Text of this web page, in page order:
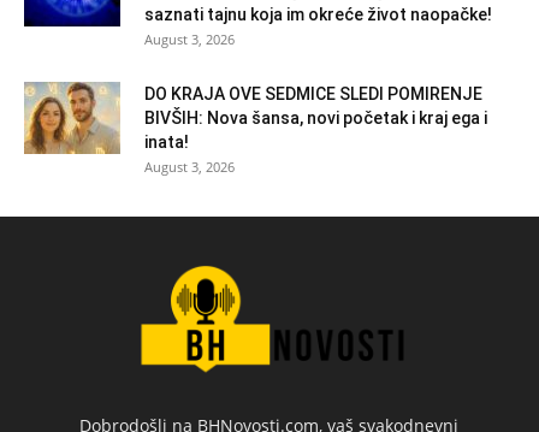
saznati tajnu koja im okreće život naopačke!
August 3, 2026
DO KRAJA OVE SEDMICE SLEDI POMIRENJE
BIVŠIH: Nova šansa, novi početak i kraj ega i
inata!
August 3, 2026
Dobrodošli na BHNovosti.com, vaš svakodnevni